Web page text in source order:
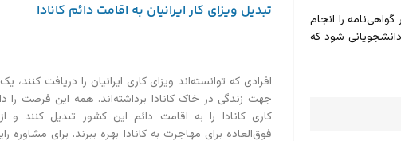
به صدور گواهی‌نامه را انجام
شود که
تبدیل ویزای کار ایرانیان به اقامت دائم کانادا
افرادی که توانسته‌اند ویزای کاری ایرانیان را دریافت کنند،
جهت زندگی در خاک کانادا برداشته‌اند. همه این فرصت را
کاری کانادا را به اقامت دائم این کشور تبدیل کنند و
فوق‌العاده برای مهاجرت به کانادا بهره ببرند. برای مشاوره